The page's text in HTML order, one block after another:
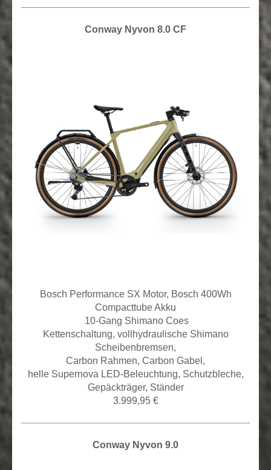
Conway Nyvon 8.0 CF
Bosch Performance SX Motor, Bosch 400Wh
Compacttube Akku
10-Gang Shimano Coes
Kettenschaltung, vollhydraulische Shimano
Scheibenbremsen,
Carbon Rahmen, Carbon Gabel,
helle Supernova LED-Beleuchtung, Schutzbleche,
Gepäckträger, Ständer
3.999,95 €
Conway Nyvon 9.0